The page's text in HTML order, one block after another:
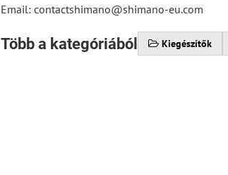
Email: contactshimano@shimano-eu.com
Több a kategóriából Kiegészítők